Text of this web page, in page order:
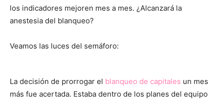
los indicadores mejoren mes a mes. ¿Alcanzará la
anestesia del blanqueo?
Veamos las luces del semáforo:
La decisión de prorrogar el blanqueo de capitales un mes
más fue acertada. Estaba dentro de los planes del equipo